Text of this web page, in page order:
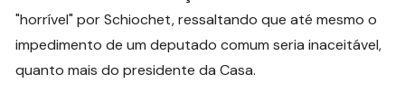
"horrível" por Schiochet, ressaltando que até mesmo o
impedimento de um deputado comum seria inaceitável,
quanto mais do presidente da Casa.